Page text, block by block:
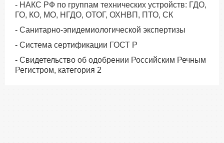
- НАКС РФ по группам технических устройств: ГДО,
ГО, КО, МО, НГДО, ОТОГ, ОХНВП, ПТО, СК
- Санитарно-эпидемиологической экспертизы
- Система сертификации ГОСТ Р
- Свидетельство об одобрении Российским Речным
Регистром, категория 2